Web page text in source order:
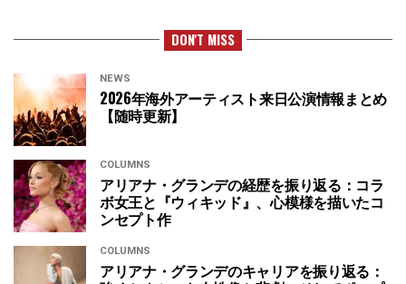
DON'T MISS
NEWS
2026年海外アーティスト来日公演情報まとめ
【随時更新】
COLUMNS
アリアナ・グランデの経歴を振り返る：コラ
ボ女王と『ウィキッド』、心模様を描いたコ
ンセプト作
COLUMNS
アリアナ・グランデのキャリアを振り返る：